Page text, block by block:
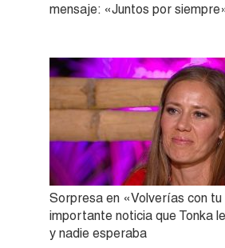
mensaje: «Juntos por
Sorpresa en «Volverías con tu
importante noticia que Tonka
y nadie esperaba